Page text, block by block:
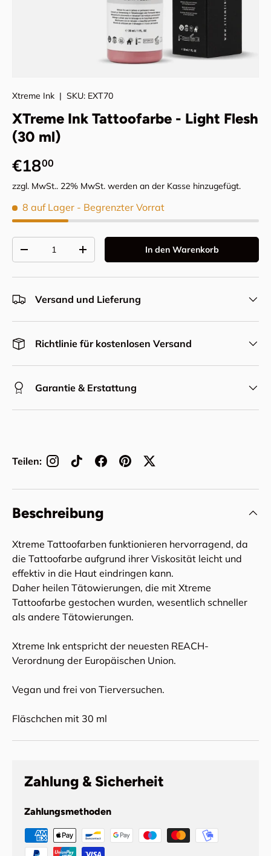
Xtreme Ink | SKU: EXT70
XTreme Ink Tattoofarbe - Light Flesh
(30 ml)
Normaler Preis
€1800
zzgl. MwSt.. 22% MwSt. werden an der Kasse hinzugefügt.
8 auf Lager - Begrenzter Vorrat
Menge verringernMenge erhöhen In den Warenkorb
Versand und Lieferung
Richtlinie für kostenlosen Versand
Garantie & Erstattung
Teilen:
Beschreibung
Xtreme Tattoofarben funktionieren hervorragend, da
die Tattoofarbe aufgrund ihrer Viskosität leicht und
effektiv in die Haut eindringen kann.
Daher heilen Tätowierungen, die mit Xtreme
Tattoofarbe gestochen wurden, wesentlich schneller
als andere Tätowierungen.
Xtreme Ink entspricht der neuesten REACH-
Verordnung der Europäischen Union.
Vegan und frei von Tierversuchen.
Fläschchen mit 30 ml
Zahlung & Sicherheit
Zahlungsmethoden